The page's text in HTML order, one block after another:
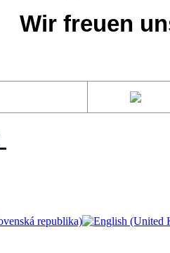
Wir freuen